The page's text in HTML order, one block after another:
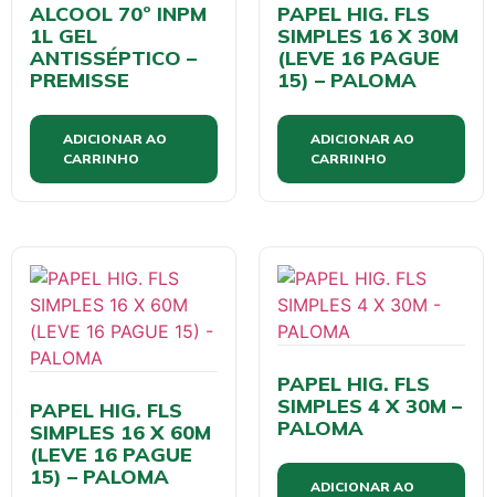
ALCOOL 70º INPM
1L GEL
ANTISSÉPTICO –
PREMISSE
ADICIONAR AO
CARRINHO
PAPEL HIG. FLS
SIMPLES 16 X 30M
(LEVE 16 PAGUE
15) – PALOMA
ADICIONAR AO
CARRINHO
PAPEL HIG. FLS
SIMPLES 16 X 60M
(LEVE 16 PAGUE
15) – PALOMA
PAPEL HIG. FLS
SIMPLES 4 X 30M –
PALOMA
ADICIONAR AO